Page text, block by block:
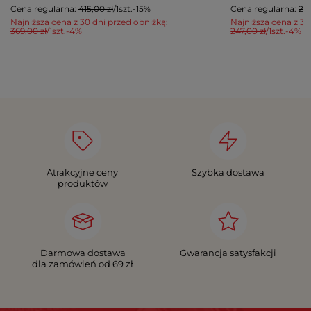
Najniższa cena z 30 dni przed obniżką:
369,00 zł/1szt.-4%
Cena regularna: 415,00 zł/1szt.-15%
Najniższa cena z
247,00 zł/1szt.-4%
Cena regularna:
Atrakcyjne ceny
produktów
Szybka dostawa
Darmowa dostawa
dla zamówień od 69 zł
Gwarancja satysfakcji